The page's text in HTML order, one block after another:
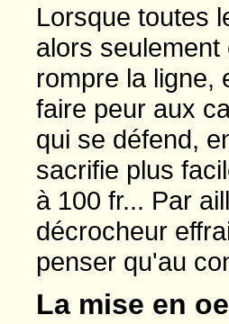
Lorsque toutes
alors
rompre la ligne,
faire peur aux
qui se défend,
sacrifie plus
à 100 fr... Par
décrocheur
penser qu'au
La mise en